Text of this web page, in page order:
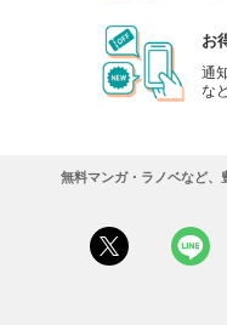
お
通
な
無料マンガ・ラノベなど、